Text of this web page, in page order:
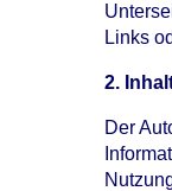
Links
2.
Der